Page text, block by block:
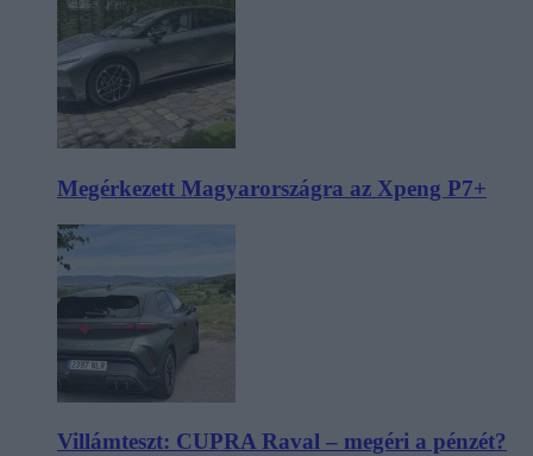
Megérkezett Magyarországra az Xpeng P7+
Villámteszt: CUPRA Raval – megéri a pénzét?